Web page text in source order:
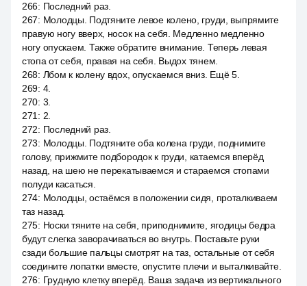
266: Последний раз.
267: Молодцы. Подтяните левое колено, груди, выпрямите
правую ногу вверх, носок на себя. Медленно медленно
ногу опускаем. Также обратите внимание. Теперь левая
стопа от себя, правая на себя. Выдох тянем.
268: Лбом к колену вдох, опускаемся вниз. Ещё 5.
269: 4.
270: 3.
271 : 2.
272: Последний раз.
273: Молодцы. Подтяните оба колена груди, поднимите
голову, прижмите подбородок к груди, катаемся вперёд
назад, на шею не перекатываемся и стараемся стопами
полуди касаться.
274: Молодцы, остаёмся в положении сидя, проталкиваем
таз назад.
275: Носки тяните на себя, приподнимите, ягодицы бедра
будут слегка заворачиваться во внутрь. Поставьте руки
сзади большие пальцы смотрят на таз, остальные от себя
соедините лопатки вместе, опустите плечи и выталкивайте.
276: Грудную клетку вперёд. Ваша задача из вертикального